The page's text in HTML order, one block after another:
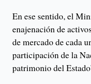
En ese sentido, el
enajenación de
de mercado de cada
participación de la
patrimonio del